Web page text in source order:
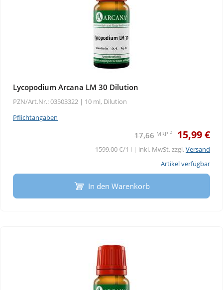
Lycopodium Arcana LM 30 Dilution
PZN/Art.Nr.: 03503322 | 10 ml, Dilution
Pflichtangaben
17,66 MRP 2 15,99 €
1599,00 €/1 l | inkl. MwSt. zzgl.Versand
Artikel verfügbar
In den Warenkorb